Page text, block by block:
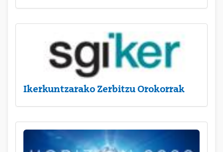
Ikerkuntzarako Zerbitzu Orokorrak